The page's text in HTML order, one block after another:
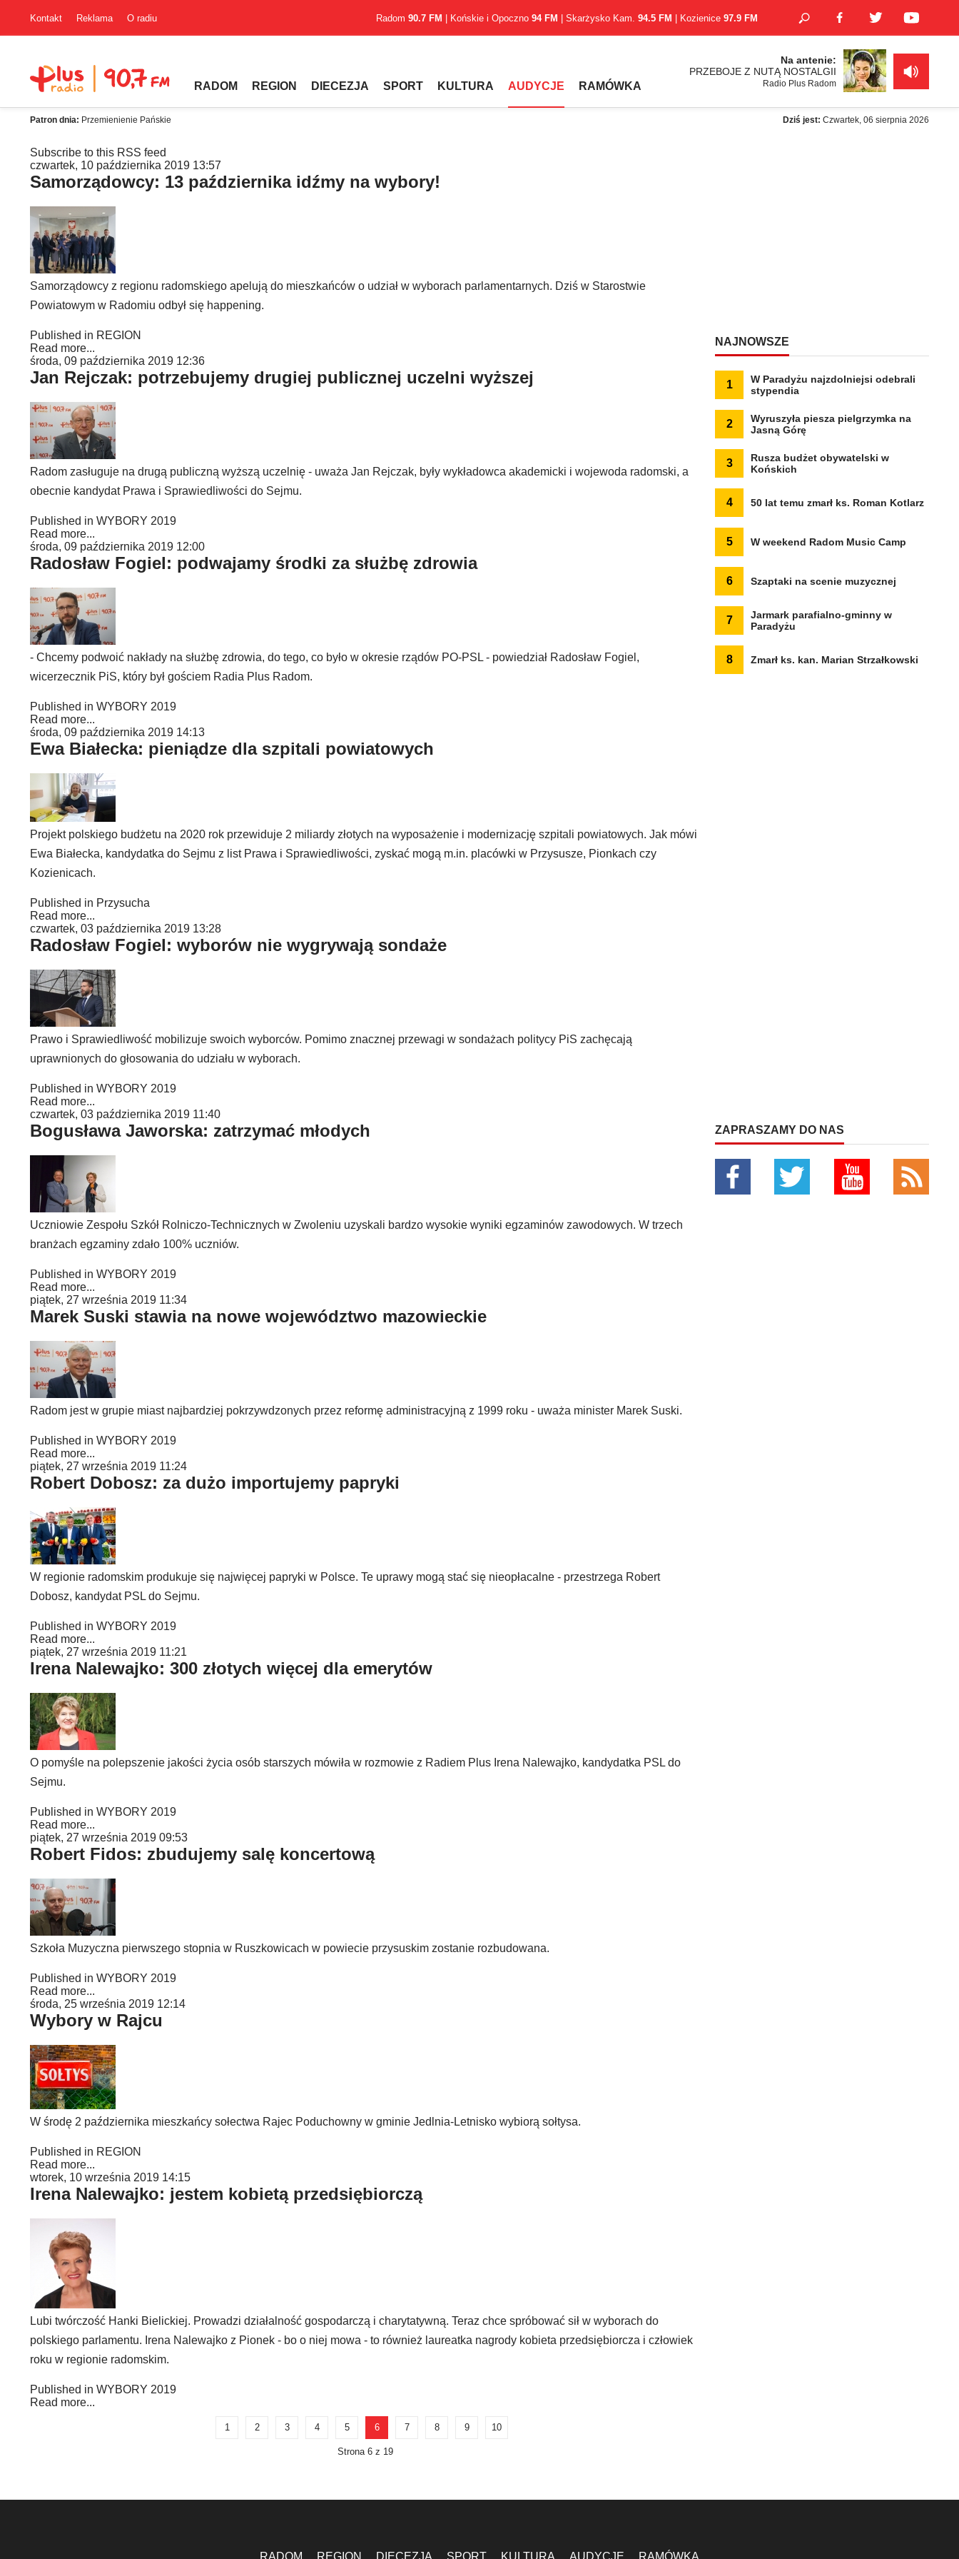
Kontakt Reklama O radiu Radom 90.7 FM | Końskie i Opoczno 94 FM | Skarżysko Kam. 94.5 FM | Kozienice 97.9 FM
RADOM REGION DIECEZJA SPORT KULTURA AUDYCJE RAMÓWKA
Na antenie:
PRZEBOJE Z NUTĄ NOSTALGII
Radio Plus Radom
Patron dnia: Przemienienie Pańskie Dziś jest: Czwartek, 06 sierpnia 2026
Subscribe to this RSS feed
czwartek, 10 października 2019 13:57
Samorządowcy: 13 października idźmy na wybory!
Samorządowcy z regionu radomskiego apelują do mieszkańców o udział w wyborach parlamentarnych. Dziś w Starostwie
Powiatowym w Radomiu odbył się happening.
Published in REGION
Read more...
środa, 09 października 2019 12:36
Jan Rejczak: potrzebujemy drugiej publicznej uczelni wyższej
Radom zasługuje na drugą publiczną wyższą uczelnię - uważa Jan Rejczak, były wykładowca akademicki i wojewoda radomski, a
obecnie kandydat Prawa i Sprawiedliwości do Sejmu.
Published in WYBORY 2019
Read more...
środa, 09 października 2019 12:00
Radosław Fogiel: podwajamy środki za służbę zdrowia
- Chcemy podwoić nakłady na służbę zdrowia, do tego, co było w okresie rządów PO-PSL - powiedział Radosław Fogiel,
wicerzecznik PiS, który był gościem Radia Plus Radom.
Published in WYBORY 2019
Read more...
środa, 09 października 2019 14:13
Ewa Białecka: pieniądze dla szpitali powiatowych
Projekt polskiego budżetu na 2020 rok przewiduje 2 miliardy złotych na wyposażenie i modernizację szpitali powiatowych. Jak mówi
Ewa Białecka, kandydatka do Sejmu z list Prawa i Sprawiedliwości, zyskać mogą m.in. placówki w Przysusze, Pionkach czy
Kozienicach.
Published in Przysucha
Read more...
czwartek, 03 października 2019 13:28
Radosław Fogiel: wyborów nie wygrywają sondaże
Prawo i Sprawiedliwość mobilizuje swoich wyborców. Pomimo znacznej przewagi w sondażach politycy PiS zachęcają
uprawnionych do głosowania do udziału w wyborach.
Published in WYBORY 2019
Read more...
czwartek, 03 października 2019 11:40
Bogusława Jaworska: zatrzymać młodych
Uczniowie Zespołu Szkół Rolniczo-Technicznych w Zwoleniu uzyskali bardzo wysokie wyniki egzaminów zawodowych. W trzech
branżach egzaminy zdało 100% uczniów.
Published in WYBORY 2019
Read more...
piątek, 27 września 2019 11:34
Marek Suski stawia na nowe województwo mazowieckie
Radom jest w grupie miast najbardziej pokrzywdzonych przez reformę administracyjną z 1999 roku - uważa minister Marek Suski.
Published in WYBORY 2019
Read more...
piątek, 27 września 2019 11:24
Robert Dobosz: za dużo importujemy papryki
W regionie radomskim produkuje się najwięcej papryki w Polsce. Te uprawy mogą stać się nieopłacalne - przestrzega Robert
Dobosz, kandydat PSL do Sejmu.
Published in WYBORY 2019
Read more...
piątek, 27 września 2019 11:21
Irena Nalewajko: 300 złotych więcej dla emerytów
O pomyśle na polepszenie jakości życia osób starszych mówiła w rozmowie z Radiem Plus Irena Nalewajko, kandydatka PSL do
Sejmu.
Published in WYBORY 2019
Read more...
piątek, 27 września 2019 09:53
Robert Fidos: zbudujemy salę koncertową
Szkoła Muzyczna pierwszego stopnia w Ruszkowicach w powiecie przysuskim zostanie rozbudowana.
Published in WYBORY 2019
Read more...
środa, 25 września 2019 12:14
Wybory w Rajcu
W środę 2 października mieszkańcy sołectwa Rajec Poduchowny w gminie Jedlnia-Letnisko wybiorą sołtysa.
Published in REGION
Read more...
wtorek, 10 września 2019 14:15
Irena Nalewajko: jestem kobietą przedsiębiorczą
Lubi twórczość Hanki Bielickiej. Prowadzi działalność gospodarczą i charytatywną. Teraz chce spróbować sił w wyborach do
polskiego parlamentu. Irena Nalewajko z Pionek - bo o niej mowa - to również laureatka nagrody kobieta przedsiębiorcza i człowiek
roku w regionie radomskim.
Published in WYBORY 2019
Read more...
1 2 3 4 5 6 7 8 9 10
Strona 6 z 19
NAJNOWSZE
1
W Paradyżu najzdolniejsi odebrali
stypendia
2
Wyruszyła piesza pielgrzymka na
Jasną Górę
3
Rusza budżet obywatelski w
Końskich
4 50 lat temu zmarł ks. Roman Kotlarz
5 W weekend Radom Music Camp
6 Szaptaki na scenie muzycznej
7
Jarmark parafialno-gminny w
Paradyżu
8 Zmarł ks. kan. Marian Strzałkowski
ZAPRASZAMY DO NAS
RADOM REGION DIECEZJA SPORT KULTURA AUDYCJE RAMÓWKA